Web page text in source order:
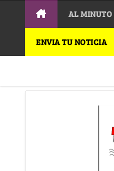
AL MINUTO
ENVIA TU NOTICIA